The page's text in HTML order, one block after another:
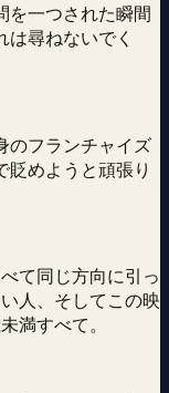
を一つされた瞬間
尋ねないでく
のフランチャイズ
貶めようと頑張り
て同じ方向に引っ
人、そしてこの映
満すべて。